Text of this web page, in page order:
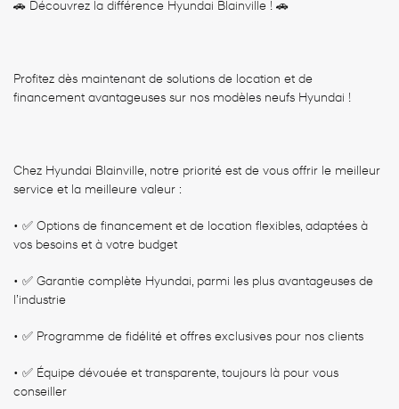
🚗 Découvrez la différence Hyundai Blainville ! 🚗
Profitez dès maintenant de solutions de location et de
financement avantageuses sur nos modèles neufs Hyundai !
Chez Hyundai Blainville, notre priorité est de vous offrir le meilleur
service et la meilleure valeur :
• ✅ Options de financement et de location flexibles, adaptées à
vos besoins et à votre budget
• ✅ Garantie complète Hyundai, parmi les plus avantageuses de
l’industrie
• ✅ Programme de fidélité et offres exclusives pour nos clients
• ✅ Équipe dévouée et transparente, toujours là pour vous
conseiller